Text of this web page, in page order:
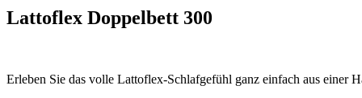
Lattoflex Doppelbett 300
Erleben Sie das volle Lattoflex-Schlafgefühl ganz einfach aus einer